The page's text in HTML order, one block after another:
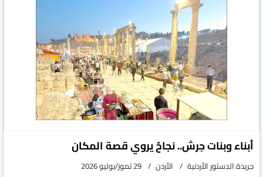
أبناء وبنات جرش.. نجاحٌ يروي قصة المكان
جريدة الدستور الأردنية الأردن 29 تموز/يوليو 2026